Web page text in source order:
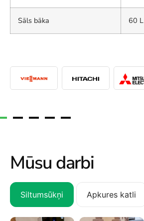
Sāls bāka 60 L
Mūsu darbi
Siltumsūkņi Apkures katli